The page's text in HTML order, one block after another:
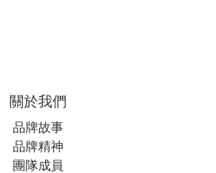
關於我們
品牌故事
品牌精神
團隊成員